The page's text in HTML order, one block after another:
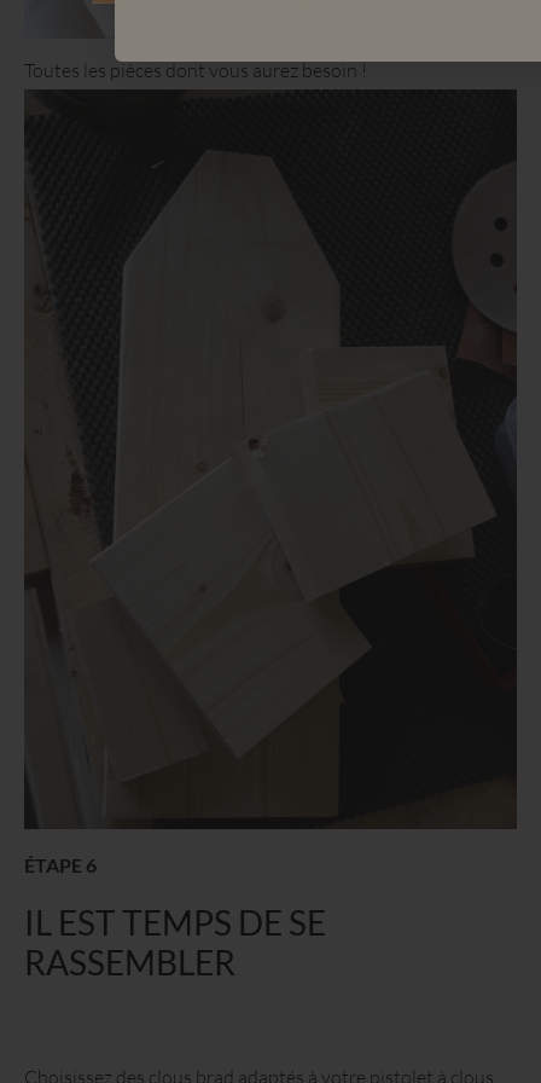
Toutes les pièces dont vous aurez besoin !
ÉTAPE 6
IL EST TEMPS DE SE
RASSEMBLER
Choisissez des clous brad adaptés à votre pistolet à clous